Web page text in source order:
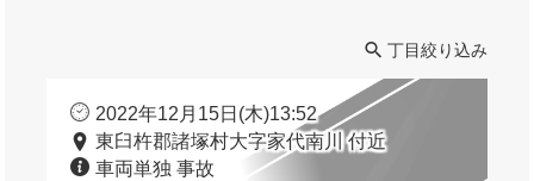
丁目絞り込み
2022年12月15日(木)13:52
東臼杵郡諸塚村大字家代南川 付近
車両単独 事故